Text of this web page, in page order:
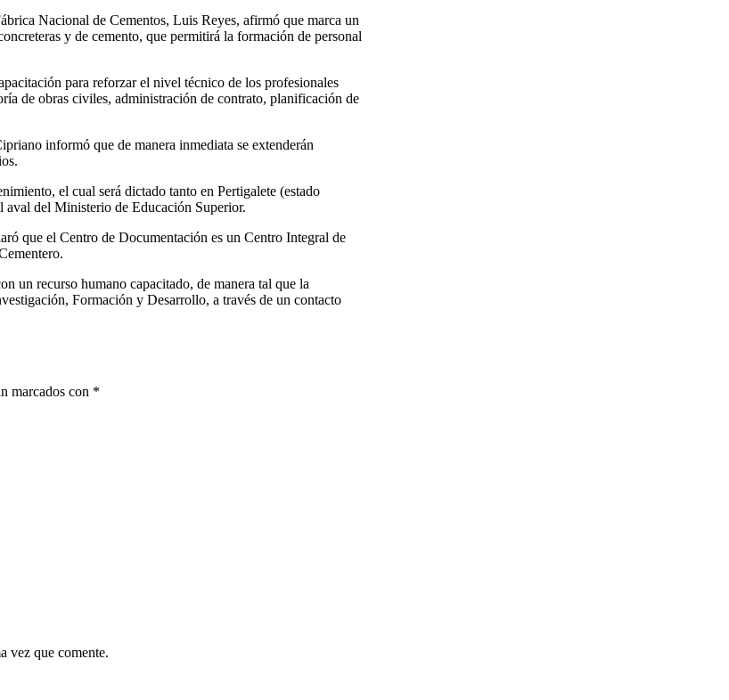
Nacional de Cementos, Luis Reyes, afirmó que marca un
y de cemento, que permitirá la formación de personal
para reforzar el nivel técnico de los profesionales
de obras civiles, administración de contrato, planificación de
informó que de manera inmediata se extenderán
el cual será dictado tanto en Pertigalete (estado
aval del Ministerio de Educación Superior.
que el Centro de Documentación es un Centro Integral de
un recurso humano capacitado, de manera tal que la
Formación y Desarrollo, a través de un contacto
marcados con *
vez que comente.